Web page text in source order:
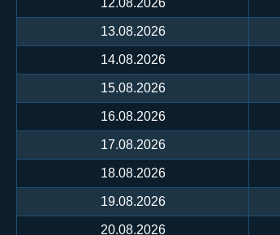
13.08.2026
14.08.2026
15.08.2026
16.08.2026
17.08.2026
18.08.2026
19.08.2026
20.08.2026